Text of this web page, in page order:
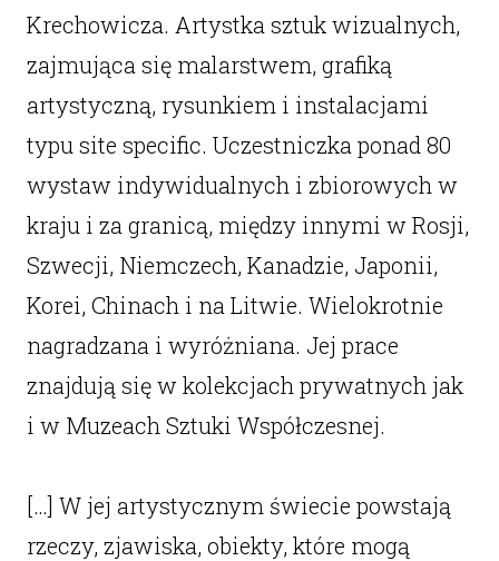
Krechowicza. Artystka sztuk wizualnych,
zajmująca się malarstwem, grafiką
artystyczną, rysunkiem i instalacjami
typu site specific. Uczestniczka ponad 80
wystaw indywidualnych i zbiorowych w
kraju i za granicą, między innymi w Rosji,
Szwecji, Niemczech, Kanadzie, Japonii,
Korei, Chinach i na Litwie. Wielokrotnie
nagradzana i wyróżniana. Jej prace
znajdują się w kolekcjach prywatnych jak
i w Muzeach Sztuki Współczesnej.
[…] W jej artystycznym świecie powstają
rzeczy, zjawiska, obiekty, które mogą